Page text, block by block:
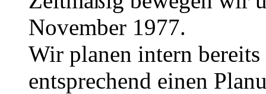
November 1977.
Wir planen intern
entsprechend einen